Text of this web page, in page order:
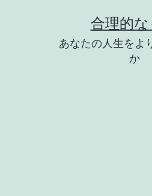
合理的
あなたの人生をよ
か